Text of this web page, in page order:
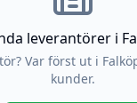
leverantörer i
Var först ut i
kunder.